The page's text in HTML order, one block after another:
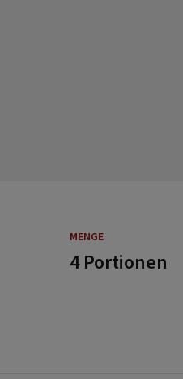
MENGE
4 Portionen